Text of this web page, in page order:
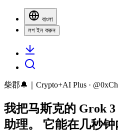
বাংলা
লগ ইন করুন
柴郡🔔｜Crypto+AI Plus · @
我把马斯克的 Grok
助理。 它能在几秒